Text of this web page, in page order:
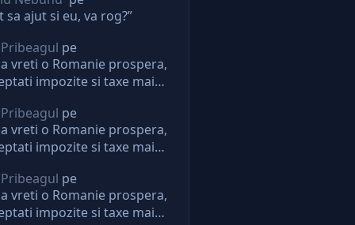
sa ajut si eu, va rog?”
pe
vreti o Romanie prospera,
impozite si taxe mai
de la stat
pe
vreti o Romanie prospera,
impozite si taxe mai
de la stat
pe
vreti o Romanie prospera,
impozite si taxe mai